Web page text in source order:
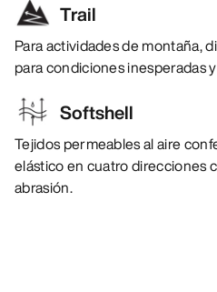
Trail
Para actividades de montaña,
para condiciones inesperadas
Softshell
Tejidos permeables al aire
elástico en cuatro direcciones
abrasión.